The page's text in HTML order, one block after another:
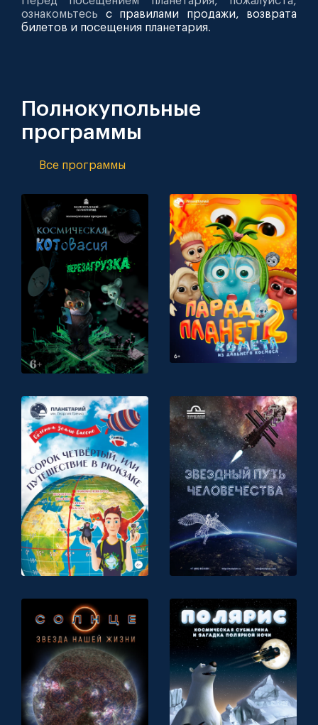
ознакомьтесь с правилами продажи, возврата
билетов и посещения планетария.
Полнокупольные
программы
Все программы